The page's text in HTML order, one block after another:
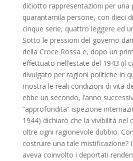
diciotto rappresentazioni per una
quarantamila persone, con dieci
cinque serie, quattro leggere ed
Sotto le pressioni del governo
della Croce Rossa e, dopo un
effettuato nell’estate del 1943 (il
divulgato per ragioni politiche in
mostra le reali condizioni di vita
ebbe un secondo, l’anno
“approfondita” ispezione
1944) dichiarò che la vivibilità nel
oltre ogni ragionevole dubbio.
costruire una tale mistificazione?
aveva coinvolto i deportati